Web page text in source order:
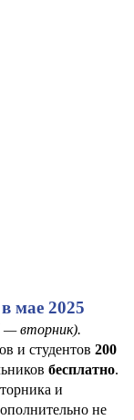
мае 2025
— вторник).
и студентов 200
бесплатно.
и
не